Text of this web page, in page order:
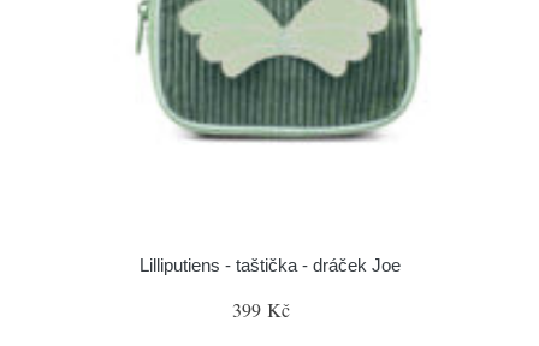
Lilliputiens - taštička - dráček Joe
399 Kč